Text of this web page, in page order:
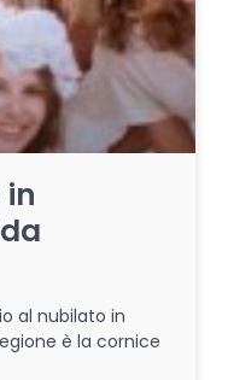
al nubilato in
è la cornice